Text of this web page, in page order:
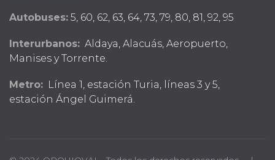
Autobuses: 5, 60, 62, 63, 64, 73, 79, 80, 81, 92, 95
Interurbanos: Aldaya, Alacuás, Aeropuerto,
Manises y Torrente.
Metro: Línea 1, estación Turia, líneas 3 y 5,
estación Ángel Guimerá.